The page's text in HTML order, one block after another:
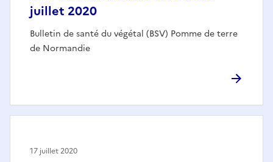
juillet 2020
Bulletin de santé du végétal (BSV) Pomme de terre
de Normandie
17 juillet 2020